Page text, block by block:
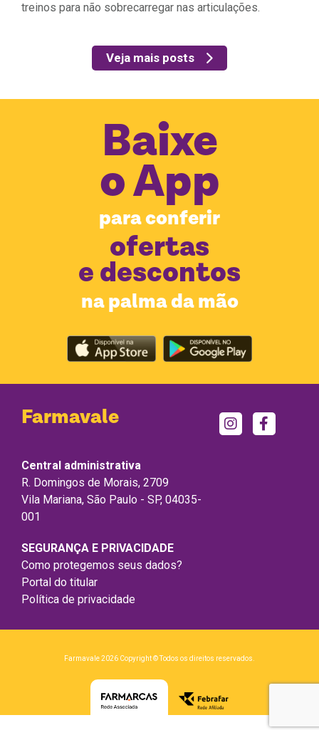
treinos para não sobrecarregar nas articulações.
Veja mais posts
Baixe
oApp
para conferir
ofertas
e descontos
na palma da mão
Farmavale
Central administrativa
R. Domingos de Morais, 2709
Vila Mariana, São Paulo - SP, 04035-
001
SEGURANÇA E PRIVACIDADE
Como protegemos seus dados?
Portal do titular
Política de privacidade
Farmavale 2026 Copyright © Todos os direitos reservados.